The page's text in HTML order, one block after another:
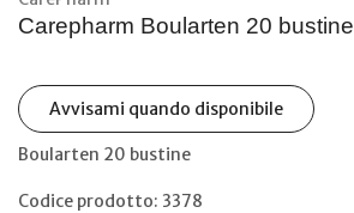
Carepharm Boularten 20 bustine
Avvisami quando disponibile
Boularten 20 bustine
Codice prodotto: 3378